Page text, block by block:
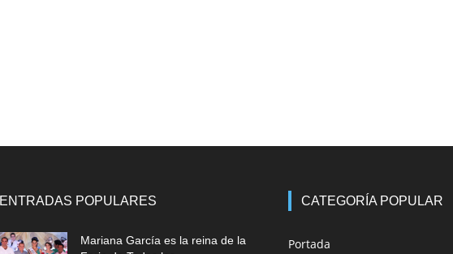
ENTRADAS POPULARES
Mariana García es la reina de la
CATEGORÍA POPULAR
Portada